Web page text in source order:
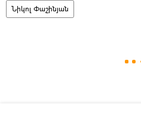
Նիկոլ Փաշինյան